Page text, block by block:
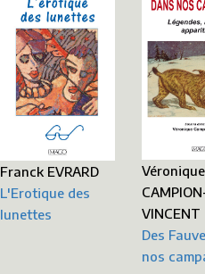
Franck EVRARD
L'Erotique des
lunettes
Véronique
VINCENT
Des
nos